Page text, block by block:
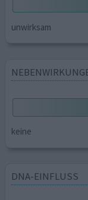
unwirksam
keine
DNA-EINFLUSS